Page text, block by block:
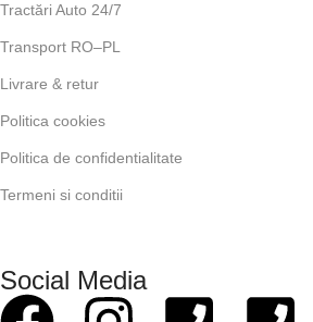
Tractări Auto 24/7
Transport RO–PL
Livrare & retur
Politica cookies
Politica de confidentialitate
Termeni si conditii
Social Media